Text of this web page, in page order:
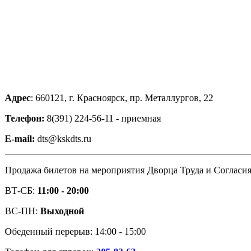
Адрес: 660121, г. Красноярск, пр. Металлургов, 22
Телефон: 8(391) 224-56-11 - приемная
E-mail: dts@kskdts.ru
Продажа билетов на мероприятия Дворца Труда и
ВТ-СБ: 11:00 - 20:00
ВС-ПН: Выходной
Обеденный перерыв: 14:00 - 15:00